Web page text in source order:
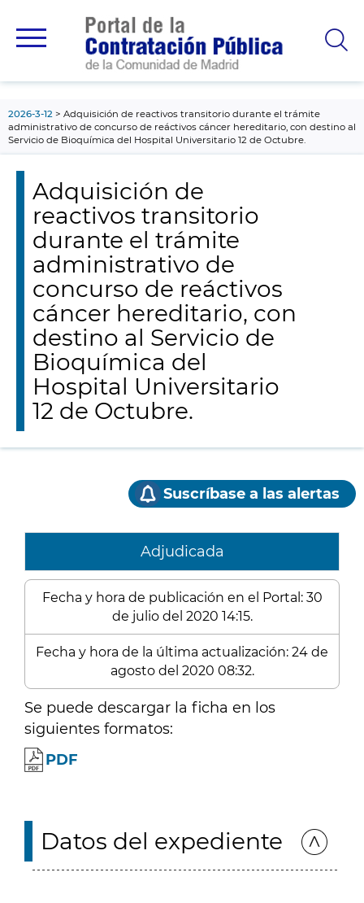
principal
2026-3-12
Adquisición de reactivos transitorio durante el trámite
administrativo de concurso de reáctivos cáncer hereditario, con destino al
Servicio de Bioquímica del Hospital Universitario 12 de Octubre.
Adquisición de
reactivos transitorio
durante el trámite
administrativo de
concurso de reáctivos
cáncer hereditario, con
destino al Servicio de
Bioquímica del
Hospital Universitario
12 de Octubre.
Suscríbase a las alertas
Adjudicada
Fecha y hora de publicación en el Portal: 30
de julio del 2020 14:15.
Fecha y hora de la última actualización: 24 de
agosto del 2020 08:32.
Se puede descargar la ficha en los
siguientes formatos:
PDF
Datos del expediente